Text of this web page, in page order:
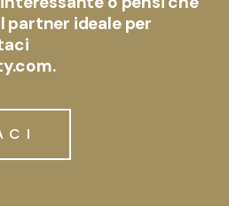
partner ideale per